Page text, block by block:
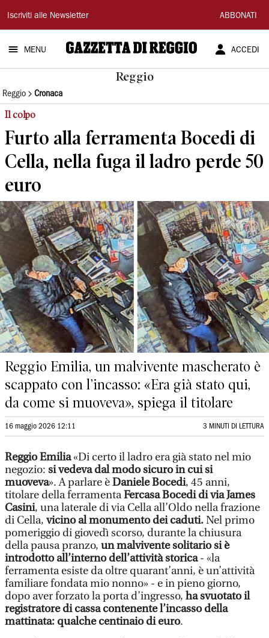
Gazzetta
di
Reggio
Iscriviti alle Newsletter ABBONATI
MENU ACCEDI
Reggio
Reggio Cronaca
Il colpo
Furto alla ferramenta Bocedi di
Cella, nella fuga il ladro perde 50
euro
Reggio Emilia, un malvivente mascherato è
scappato con l’incasso: «Era già stato qui,
da come si muoveva», spiega il titolare
16 maggio 2026 12:11 3 MINUTI DI LETTURA
Reggio Emilia«Di certo il ladro era già stato nel mio
negozio: si vedeva dal modo sicuro in cui si
muoveva». A parlare èDaniele Bocedi, 45 anni,
titolare della ferramentaFercasa Bocedi di via James
Casini, una laterale di via Cella all’Oldo nella frazione
di Cella, vicino al monumento dei caduti.Nel primo
pomeriggio di giovedì scorso, durante la chiusura
della pausa pranzo, un malvivente solitario si è
introdotto all’interno dell’attività storica- «la
ferramenta esiste da oltre quarant’anni, è un’attività
familiare fondata mio nonno» - e in pieno giorno,
dopo aver forzato la porta d’ingresso, ha svuotato il
registratore di cassa contenente l’incasso della
mattinata: qualche centinaio di euro.